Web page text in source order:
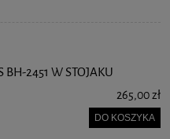
2451 W STOJAKU
265,00 zł
DO KOSZYKA